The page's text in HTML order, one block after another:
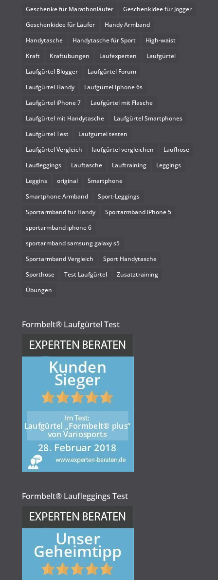
Geschenke für Marathonläufer
Geschenkidee für Jogger
Geschenkidee für Läufer
Handy Armband
Handytasche
Handytasche für Sport
High-waist
Kraft
Kraftübungen Laufexperten
Laufgürtel
Laufgürtel Blogger
Laufgürtel Forum
Laufgürtel Handy
Laufgürtel Iphone 6s
Laufgürtel iPhone 7
Laufgürtel mit Flasche
Laufgürtel mit Handytasche
Laufgürtel Smartphones
Laufgürtel Test
Laufgürtel testen
Laufgürtel Vergleich
laufgürtel vergleichen
Laufhose
Laufleggings
Lauftasche Lauftraining
Leggings
Leggins
original
Smartphone
Smartphone Armband
Sport-Leggings
Sportarmband für Handy
Sportarmband iPhone 5
sportarmband iphone 6
sportarmband samsung galaxy s5
Sportarmband Vergleich
Sport Handytasche
Sporthose
Test Laufgürtel
Zusatztraining
Übungen
Formbelt® Laufgürtel Test
Formbelt® Laufleggings Test